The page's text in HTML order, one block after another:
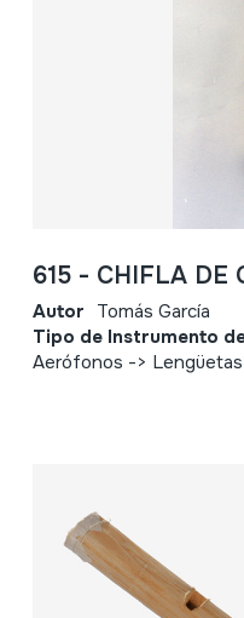
615 - CHIFLA DE
Autor Tomás García
Tipo de Instrumento
Aerófonos ->